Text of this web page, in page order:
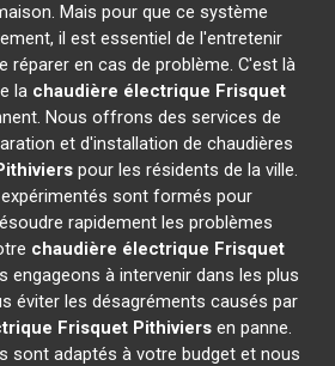
Mais pour que ce système
il est essentiel de l'entretenir
réparer en cas de problème. C'est là
la chaudière électrique Frisquet
Nous offrons des services de
et d'installation de chaudières
pour les résidents de la ville.
sont formés pour
rapidement les problèmes
chaudière électrique Frisquet
engageons à intervenir dans les plus
éviter les désagréments causés par
Frisquet Pithiviers en panne.
sont adaptés à votre budget et nous